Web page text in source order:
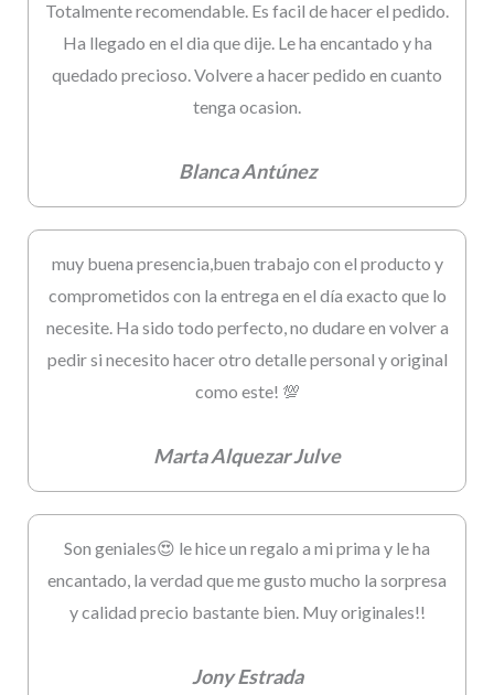
Totalmente recomendable. Es facil de hacer el pedido.
Ha llegado en el dia que dije. Le ha encantado y ha
quedado precioso. Volvere a hacer pedido en cuanto
tenga ocasion.
Blanca Antúnez
muy buena presencia,buen trabajo con el producto y
comprometidos con la entrega en el día exacto que lo
necesite. Ha sido todo perfecto, no dudare en volver a
pedir si necesito hacer otro detalle personal y original
como este! 💯
Marta Alquezar Julve
Son geniales😍 le hice un regalo a mi prima y le ha
encantado, la verdad que me gusto mucho la sorpresa
y calidad precio bastante bien. Muy originales!!
Jony Estrada